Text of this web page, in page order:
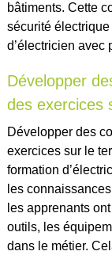
bâtiments. Cette
sécurité
d’électricien avec
Développer
des exercices
Développer des
exercices sur le
formation
les
les apprenants
outils, les
dans le métier.